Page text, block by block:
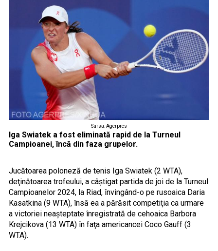
Sursa: Agerpres
Iga Swiatek a fost eliminată rapid de la Turneul
Campioanei, încă din faza grupelor.
Jucătoarea poloneză de tenis Iga Swiatek (2 WTA),
deţinătoarea trofeului, a câştigat partida de joi de la Turneul
Campioanelor 2024, la Riad, învingând-o pe rusoaica Daria
Kasatkina (9 WTA), însă ea a părăsit competiţia ca urmare
a victoriei neaşteptate înregistrată de cehoaica Barbora
Krejcikova (13 WTA) în faţa americancei Coco Gauff (3
WTA).